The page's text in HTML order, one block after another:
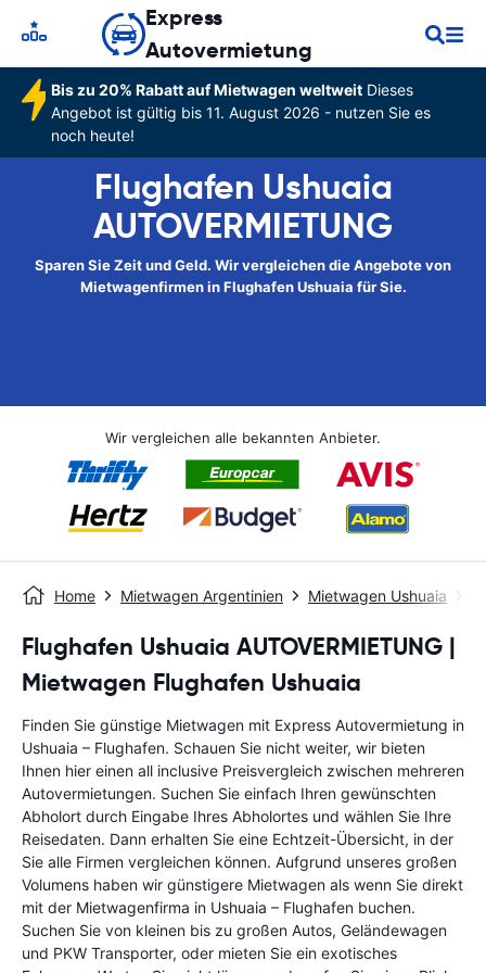
Express
Autovermietung
Bis zu 20% Rabatt auf Mietwagen weltweitDieses
Angebot ist gültig bis 11. August 2026 - nutzen Sie es
noch heute!
Flughafen Ushuaia
AUTOVERMIETUNG
Sparen Sie Zeit und Geld. Wir vergleichen die Angebote von
Mietwagenfirmen in Flughafen Ushuaia für Sie.
Wir vergleichen alle bekannten Anbieter.
Home Mietwagen Argentinien Mietwagen Ushuaia
Flughafen Ushuaia AUTOVERMIETUNG |
Mietwagen Flughafen Ushuaia
Finden Sie günstige Mietwagen mit Express Autovermietung in
Ushuaia – Flughafen. Schauen Sie nicht weiter, wir bieten
Ihnen hier einen all inclusive Preisvergleich zwischen mehreren
Autovermietungen. Suchen Sie einfach Ihren gewünschten
Abholort durch Eingabe Ihres Abholortes und wählen Sie Ihre
Reisedaten. Dann erhalten Sie eine Echtzeit-Übersicht, in der
Sie alle Firmen vergleichen können. Aufgrund unseres großen
Volumens haben wir günstigere Mietwagen als wenn Sie direkt
mit der Mietwagenfirma in Ushuaia – Flughafen buchen.
Suchen Sie von kleinen bis zu großen Autos, Geländewagen
und PKW Transporter, oder mieten Sie ein exotisches